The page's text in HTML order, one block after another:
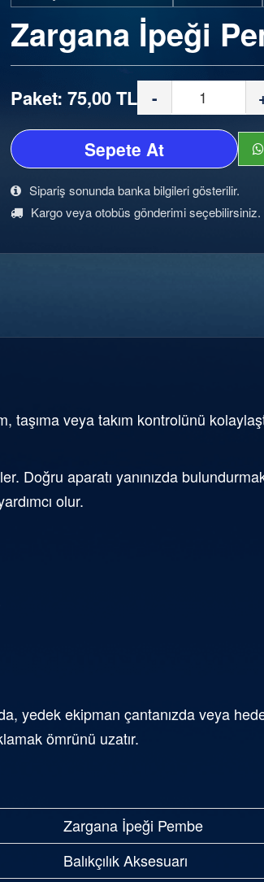
Zargana İpeği
Paket: 75,00 TL -
Sepete At
Sipariş sonunda banka bilgileri gösterilir.
Kargo veya otobüs gönderimi seçebilirsiniz.
taşıma veya takım kontrolünü
Doğru aparatı yanınızda bulundurmak
olur.
yedek ekipman çantanızda veya hedef
ömrünü uzatır.
Zargana İpeği Pembe
Balıkçılık Aksesuarı